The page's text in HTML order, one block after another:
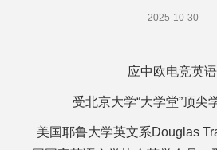
2025-10-30
应中欧电竞英
受北京大学“大学堂”顶尖
美国耶鲁大学英文系Douglas